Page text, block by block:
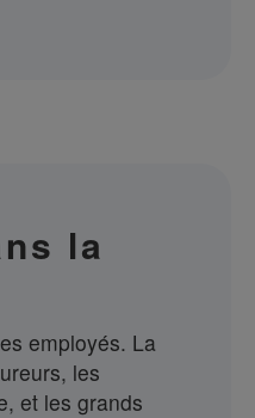
la
employés. La
les
et les grands